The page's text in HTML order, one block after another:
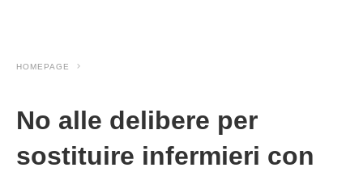
HOMEPAGE
No alle delibere per
sostituire infermieri con